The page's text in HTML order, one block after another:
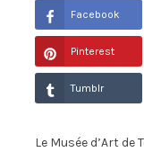
Facebook
Pinterest
Tumblr
Le Musée d’Art de